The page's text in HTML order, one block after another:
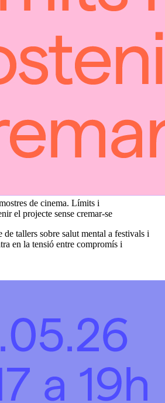
de cinema. Límits i
el projecte sense cremar-se
de tallers sobre salut mental a festivals i
en la tensió entre compromís i